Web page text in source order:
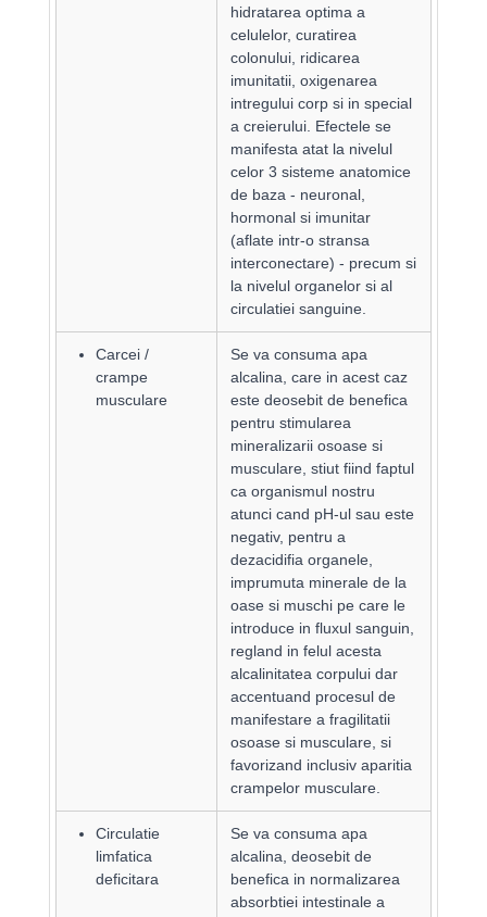
hidratarea optima a
celulelor, curatirea
colonului, ridicarea
imunitatii, oxigenarea
intregului corp si in special
a creierului. Efectele se
manifesta atat la nivelul
celor 3 sisteme anatomice
de baza - neuronal,
hormonal si imunitar
(aflate intr-o stransa
interconectare) - precum si
la nivelul organelor si al
circulatiei sanguine.
Carcei /
crampe
musculare
Se va consuma apa
alcalina, care in acest caz
este deosebit de benefica
pentru stimularea
mineralizarii osoase si
musculare, stiut fiind faptul
ca organismul nostru
atunci cand pH-ul sau este
negativ, pentru a
dezacidifia organele,
imprumuta minerale de la
oase si muschi pe care le
introduce in fluxul sanguin,
regland in felul acesta
alcalinitatea corpului dar
accentuand procesul de
manifestare a fragilitatii
osoase si musculare, si
favorizand inclusiv aparitia
crampelor musculare.
Circulatie
limfatica
deficitara
Se va consuma apa
alcalina, deosebit de
benefica in normalizarea
absorbtiei intestinale a